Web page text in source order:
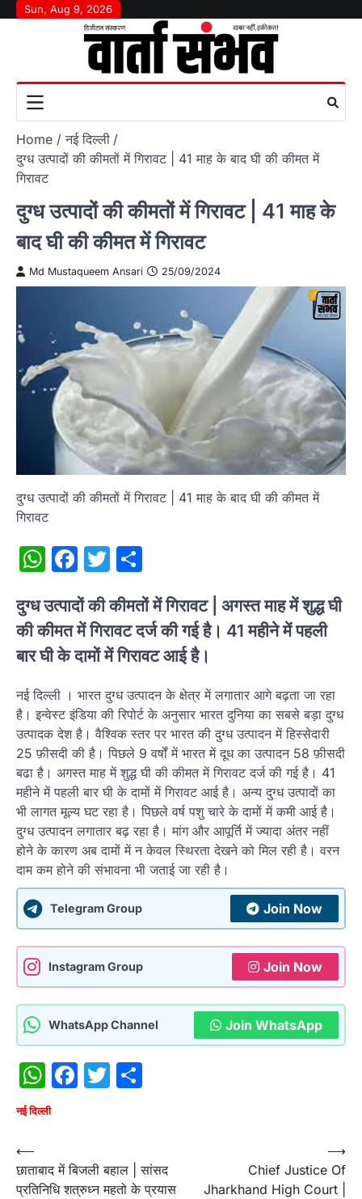
SkipSun, Aug 9, 2026
Home
नई दिल्ली
दुग्ध उत्पादों की कीमतों में गिरावट | 41 माह के बाद घी की कीमत में
गिरावट
दुग्ध उत्पादों की कीमतों में गिरावट | 41 माह के
बाद घी की कीमत में गिरावट
Md Mustaqueem Ansari 25/09/2024
दुग्ध उत्पादों की कीमतों में गिरावट | 41 माह के बाद घी की कीमत में
गिरावट
WhatsApp
Facebook
Twitter
दुग्ध उत्पादों की कीमतों में गिरावट | अगस्त माह में शुद्ध घी
की कीमत में गिरावट दर्ज की गई है। 41 महीने में पहली
बार घी के दामों में गिरावट आई है।
नई दिल्ली । भारत दुग्ध उत्पादन के क्षेत्र में लगातार आगे बढ़ता जा रहा
है। इन्वेस्ट इंडिया की रिपोर्ट के अनुसार भारत दुनिया का सबसे बड़ा दुग्ध
उत्पादक देश है। वैश्विक स्तर पर भारत की दुग्ध उत्पादन में हिस्सेदारी
25 फ़ीसदी की है। पिछले 9 वर्षों में भारत में दूध का उत्पादन 58 फ़ीसदी
बढा है। अगस्त माह में शुद्ध घी की कीमत में गिरावट दर्ज की गई है। 41
महीने में पहली बार घी के दामों में गिरावट आई है। अन्य दुग्ध उत्पादों का
भी लागत मूल्य घट रहा है। पिछले वर्ष पशु चारे के दामों में कमी आई है।
दुग्ध उत्पादन लगातार बढ़ रहा है। मांग और आपूर्ति में ज्यादा अंतर नहीं
होने के कारण अब दामों में न केवल स्थिरता देखने को मिल रही है। वरन
दाम कम होने की संभावना भी जताई जा रही है।
Telegram Group Join Now
Instagram Group Join Now
WhatsApp Channel Join WhatsApp
WhatsApp
Facebook
Twitter
नई दिल्ली
Post
navigation
⟵
छाताबाद में बिजली बहाल | सांसद
प्रतिनिधि शत्रुध्न महतो के प्रयास
Chief Justice Of
Jharkhand High Court |
⟶